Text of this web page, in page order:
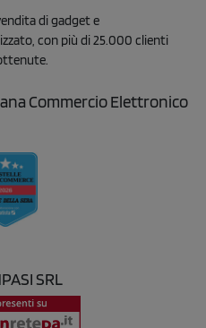
di gadget e
con più di 25.000 clienti